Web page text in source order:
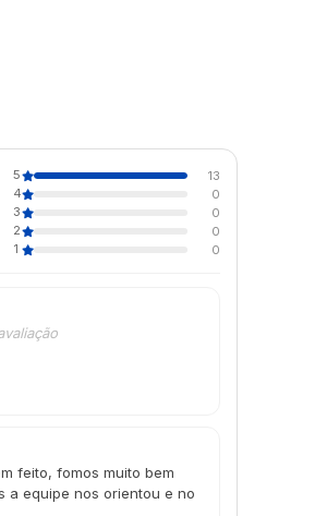
5
13
4
0
3
0
2
0
1
0
feito, fomos muito bem
a equipe nos orientou e no